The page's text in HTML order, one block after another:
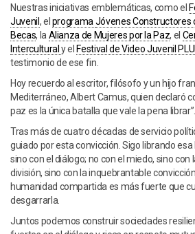
Nuestras iniciativas emblemáticas, como el
Juvenil, elprograma Jóvenes Constructores
Becas, la Alianza de Mujeres por la Paz, el
Interculturaly elFestival de Video Juvenil
testimonio de ese fin.
Hoy recuerdo al escritor, filósofo y un hijo
Mediterráneo, Albert Camus, quien declaró
paz es la única batalla que vale la pena librar”.
Tras más de cuatro décadas de servicio
guiado por esta convicción. Sigo librando
sino con el diálogo; no con el miedo, sino con
división, sino con la inquebrantable
humanidad compartida es más fuerte que
desgarrarla.
Juntos podemos construir sociedades